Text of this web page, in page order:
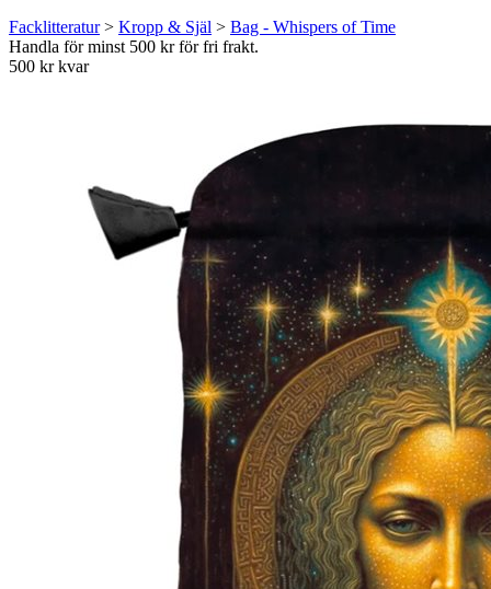
Facklitteratur> Kropp & Själ > Bag - Whispers of Time
Handla för minst 500 kr för fri frakt.
500 kr kvar